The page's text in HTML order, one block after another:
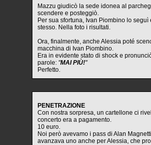
Mazzu giudicò la sede idonea al
scendere e posteggiò.
Per sua sfortuna, Ivan Piombino lo seguì
stesso. Nella foto i risultati.
Ora, finalmente, anche Alessia poté
macchina di Ivan Piombino.
Era in evidente stato di shock e
parole: "MAI PIÙ!"
Perfetto.
PENETRAZIONE
Con nostra sorpresa, un cartellone ci
concerto era a pagamento.
10 euro.
Noi però avevamo i pass di Alan
avanzava uno anche per Alessia, che